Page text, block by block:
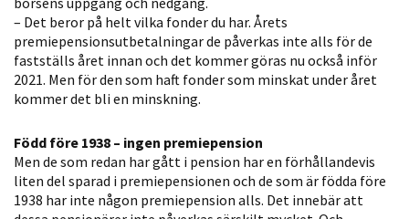
– Det beror på helt vilka fonder du har. Årets
premiepensionsutbetalningar de påverkas inte alls för de
fastställs året innan och det kommer göras nu också inför
2021. Men för den som haft fonder som minskat under året
kommer det bli en minskning.
Född före 1938 – ingen premiepension
Men de som redan har gått i pension har en förhållandevis
liten del sparad i premiepensionen och de som är födda före
1938 har inte någon premiepension alls. Det innebär att
ditt besök.
Om du nekar
de här
funktionalitet
att försvinna
från
hemsidan.